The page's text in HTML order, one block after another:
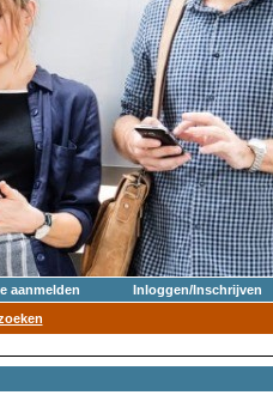
aanmelden
Inloggen/Inschrijven